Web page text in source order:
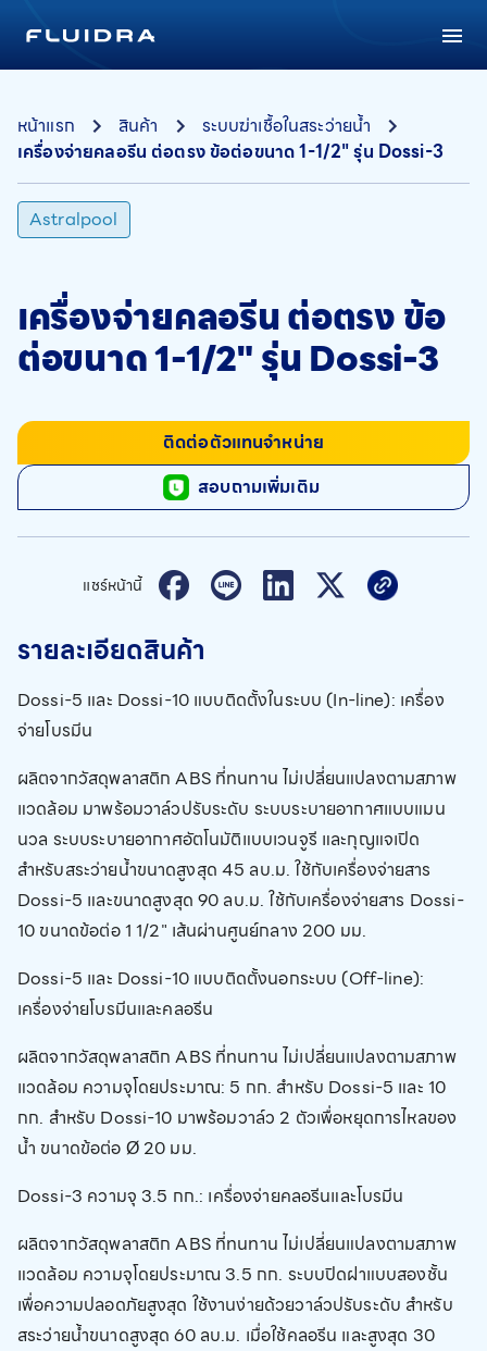
หน้าแรก สินค้า
ระบบฆ่าเชื้อในสระว่ายน้ำ
เครื่องจ่ายคลอรีน ต่อตรง ข้อต่อขนาด 1-1/2" รุ่น Dossi-3
Astralpool
เครื่องจ่ายคลอรีน ต่อตรง ข้อ
ต่อขนาด 1-1/2" รุ่น Dossi-3
ติดต่อตัวแทนจำหน่าย
สอบถามเพิ่มเติม
แชร์หน้านี้
รายละเอียดสินค้า
Dossi-5 และ Dossi-10 แบบติดตั้งในระบบ (In-line): เครื่อง
จ่ายโบรมีน
ผลิตจากวัสดุพลาสติก ABS ที่ทนทาน ไม่เปลี่ยนแปลงตามสภาพ
แวดล้อม มาพร้อมวาล์วปรับระดับ ระบบระบายอากาศแบบแมน
นวล ระบบระบายอากาศอัตโนมัติแบบเวนจูรี และกุญแจเปิด
สำหรับสระว่ายน้ำขนาดสูงสุด 45 ลบ.ม. ใช้กับเครื่องจ่ายสาร
Dossi-5 และขนาดสูงสุด 90 ลบ.ม. ใช้กับเครื่องจ่ายสาร Dossi-
10 ขนาดข้อต่อ 1 1/2" เส้นผ่านศูนย์กลาง 200 มม.
Dossi-5 และ Dossi-10 แบบติดตั้งนอกระบบ (Off-line):
เครื่องจ่ายโบรมีนและคลอรีน
ผลิตจากวัสดุพลาสติก ABS ที่ทนทาน ไม่เปลี่ยนแปลงตามสภาพ
แวดล้อม ความจุโดยประมาณ: 5 กก. สำหรับ Dossi-5 และ 10
กก. สำหรับ Dossi-10 มาพร้อมวาล์ว 2 ตัวเพื่อหยุดการไหลของ
น้ำ ขนาดข้อต่อ Ø 20 มม.
Dossi-3 ความจุ 3.5 กก.: เครื่องจ่ายคลอรีนและโบรมีน
ผลิตจากวัสดุพลาสติก ABS ที่ทนทาน ไม่เปลี่ยนแปลงตามสภาพ
แวดล้อม ความจุโดยประมาณ 3.5 กก. ระบบปิดฝาแบบสองชั้น
เพื่อความปลอดภัยสูงสุด ใช้งานง่ายด้วยวาล์วปรับระดับ สำหรับ
สระว่ายน้ำขนาดสูงสุด 60 ลบ.ม. เมื่อใช้คลอรีน และสูงสุด 30